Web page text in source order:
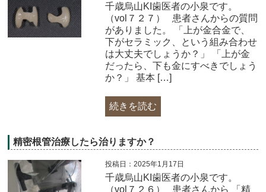
千歳烏山KI歯医者の小泉です。
（vol７２７） 患者さんからの質問
がありました。 「上が金合金で、
下がセラミック、という組み合わせ
は大丈夫でしょうか？」 「上が金
だったら、下も金にすべきでしょう
か？」 基本 […]
続きを読む
精密根管治療したら治りますか？
投稿日：2025年1月17日
千歳烏山KI歯医者の小泉です。
（vol７２６） 患者さんから 「精